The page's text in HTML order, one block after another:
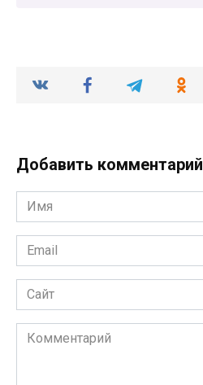
Добавить комментарий
Имя
*
Email
*
Сайт
Комментарий